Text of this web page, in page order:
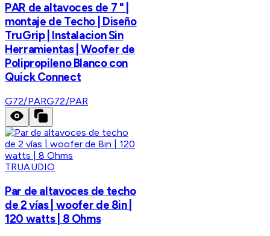
PAR de altavoces de 7 " |
montaje de Techo | Diseño
TruGrip | Instalacion Sin
Herramientas | Woofer de
Polipropileno Blanco con
Quick Connect
G72/PARG72/PAR
TRUAUDIO
Par de altavoces de techo
de 2 vías | woofer de 8in |
120 watts | 8 Ohms